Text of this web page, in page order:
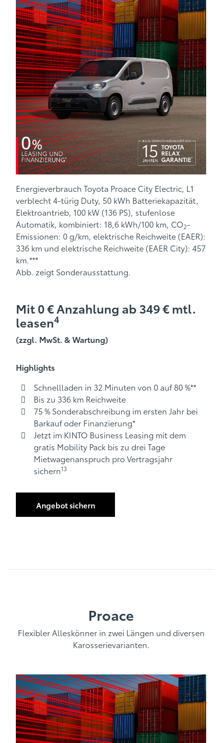
Energieverbrauch Toyota Proace City Electric, L1
verblecht 4-türig Duty, 50 kWh Batteriekapazität,
Elektroantrieb, 100 kW (136 PS), stufenlose
Automatik, kombiniert: 18,6 kWh/100 km, CO2-
Emissionen: 0 g/km, elektrische Reichweite (EAER):
336 km und elektrische Reichweite (EAER City): 457
km.***
Abb. zeigt Sonderausstattung.
Mit 0 € Anzahlung ab 349 € mtl.
leasen4
(zzgl. MwSt. & Wartung)
Highlights
Schnellladen in 32 Minuten von 0 auf 80 %**
Bis zu 336 km Reichweite
75 % Sonderabschreibung im ersten Jahr bei
Barkauf oder Finanzierung*
Jetzt im KINTO Business Leasing mit dem
gratis Mobility Pack bis zu drei Tage
Mietwagenanspruch pro Vertragsjahr
sichern13
Angebot sichern
Proace
Flexibler Alleskönner in zwei Längen und diversen
Karosserievarianten.